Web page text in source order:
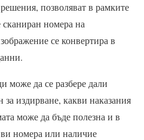
позволяват в рамките
сканиран номера на
се конвертира в
може да се разбере дали
издирване, какви наказания
може да бъде полезна и в
номера или наличие